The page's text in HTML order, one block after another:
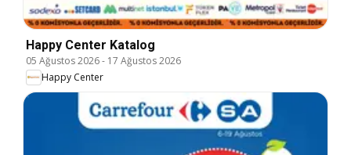
Happy Center Katalog
05 Ağustos 2026- 17 Ağustos 2026
Happy Center